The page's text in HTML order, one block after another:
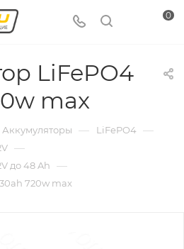
0
LiFePO4
max
Аккумуляторы — LiFePO4 —
—
до 48 Ah —
720w max